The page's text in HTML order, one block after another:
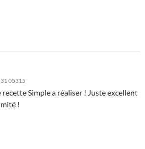
05315
Simple a réaliser ! Juste excellent
!